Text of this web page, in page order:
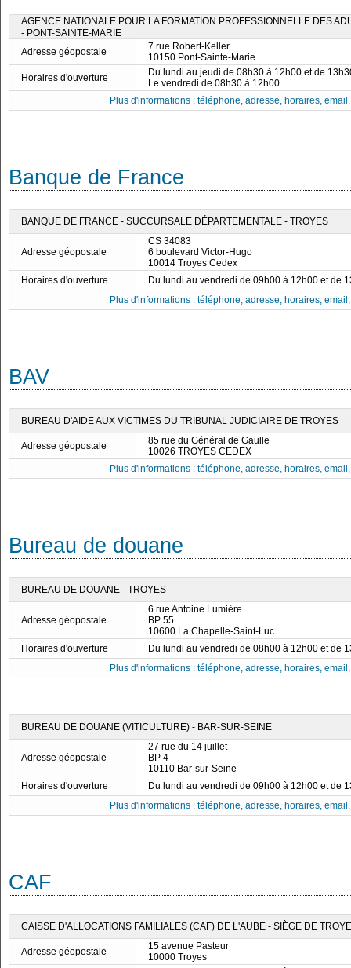
AGENCE NATIONALE POUR LA FORMATION PROFESSIONNELLE DES
- PONT-SAINTE-MARIE
Adresse géopostale
7 rue Robert-Keller
10150 Pont-Sainte-Marie
Horaires d'ouverture
Du lundi au jeudi de 08h30 à 12h00 et de
Le vendredi de 08h30 à 12h00
Plus d'informations : téléphone, adresse, horaires,
Banque de France
BANQUE DE FRANCE - SUCCURSALE DÉPARTEMENTALE - TROYES
Adresse géopostale
CS 34083
6 boulevard Victor-Hugo
10014 Troyes Cedex
Horaires d'ouverture
Du lundi au vendredi de 09h00 à 12h00 et de
Plus d'informations : téléphone, adresse, horaires,
BAV
BUREAU D'AIDE AUX VICTIMES DU TRIBUNAL JUDICIAIRE DE TROYES
Adresse géopostale
85 rue du Général de Gaulle
10026 TROYES CEDEX
Plus d'informations : téléphone, adresse, horaires,
Bureau de douane
BUREAU DE DOUANE - TROYES
Adresse géopostale
6 rue Antoine Lumière
BP 55
10600 La Chapelle-Saint-Luc
Horaires d'ouverture
Du lundi au vendredi de 08h00 à 12h00 et de
Plus d'informations : téléphone, adresse, horaires,
BUREAU DE DOUANE (VITICULTURE) - BAR-SUR-SEINE
Adresse géopostale
27 rue du 14 juillet
BP 4
10110 Bar-sur-Seine
Horaires d'ouverture
Du lundi au vendredi de 09h00 à 12h00 et de
Plus d'informations : téléphone, adresse, horaires,
CAF
CAISSE D'ALLOCATIONS FAMILIALES (CAF) DE L'AUBE - SIÈGE DE
Adresse géopostale
15 avenue Pasteur
10000 Troyes